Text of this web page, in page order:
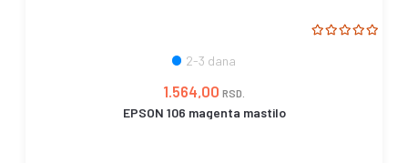
2-3 dana
1.564,00 RSD.
EPSON 106 magenta mastilo